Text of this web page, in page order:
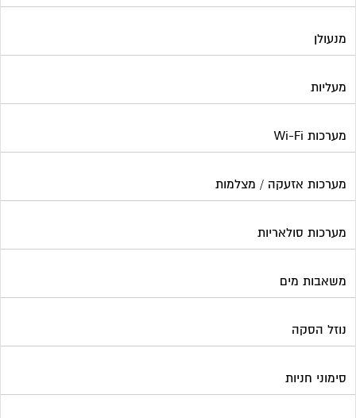
מנעולן
מעליות
מערכות Wi-Fi
מערכות אזעקה / מצלמות
מערכות סולאריות
משאבות מים
נוזל הסקה
סימוני חניות